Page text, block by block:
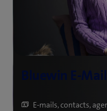
E-mails, contacts,